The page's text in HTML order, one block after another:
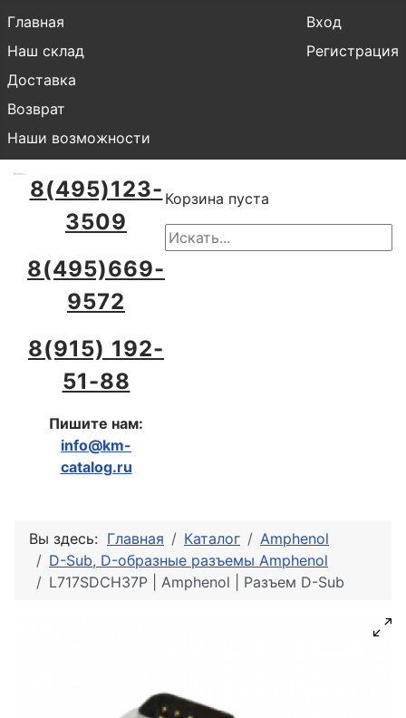
Главная
Наш склад
Доставка
Возврат
Наши возможности
Вход
Регистрация
8(495)123-
3509
8(495)669-
9572
8(915) 192-
51-88
Пишите нам:
info@km-
catalog.ru
Корзина пуста
Вы здесь: Главная Каталог
Amphenol
D-Sub, D-образные разъемы Amphenol
L717SDCH37P | Amphenol | Разъем D-Sub